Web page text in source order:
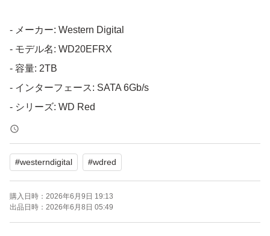
- メーカー: Western Digital
- モデル名: WD20EFRX
- 容量: 2TB
- インターフェース: SATA 6Gb/s
- シリーズ: WD Red
- 機能: NASware 3.0
ご覧いただきありがとうございます。
WD20EFRX ［WD Red 2TB］
ブランド：Western Digital WD Red
#westerndigital #wdred
購入日時： 2026年6月9日 19:13
出品日時： 2026年6月8日 05:49